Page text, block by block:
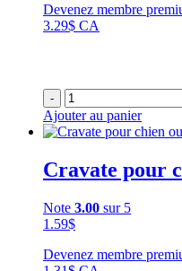
Devenez membre
3.29$ CA
-
Ajouter au panier
Cravate pour
Note 3.00 sur 5
1.59$
Devenez membre